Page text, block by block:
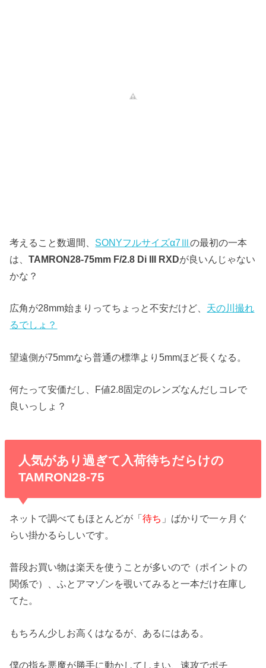
考えること数週間、 SONYフルサイズα7Ⅲの最初の一本
は、TAMRON28-75mm F/2.8 Di III RXDが良いんじゃない
かな？
広角が28mm始まりってちょっと不安だけど、 天の川撮れ
るでしょ？
望遠側が75mmなら普通の標準より5mmほど長くなる。
何たって安価だし、F値2.8固定のレンズなんだしコレで
良いっしょ？
人気があり過ぎて入荷待ちだらけの
TAMRON28-75
ネットで調べてもほとんどが「待ち 」ばかりで一ヶ月ぐ
らい掛かるらしいです。
普段お買い物は楽天を使うことが多いので（ポイントの
関係で）、ふとアマゾンを覗いてみると一本だけ在庫し
てた。
もちろん少しお高くはなるが、あるにはある。
僕の指を悪魔が勝手に動かしてしまい、速攻でポチ